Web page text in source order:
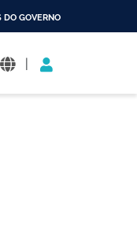
DO GOVERNO
|